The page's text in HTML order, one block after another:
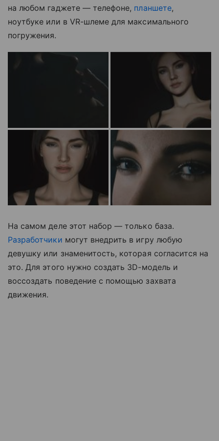
на любом гаджете — телефоне, планшете,
ноутбуке или в VR-шлеме для максимального
погружения.
На самом деле этот набор — только база.
Разработчики могут внедрить в игру любую
девушку или знаменитость, которая согласится на
это. Для этого нужно создать 3D-модель и
воссоздать поведение с помощью захвата
движения.